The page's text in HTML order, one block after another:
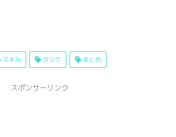
スキル タンク まとめ
スポンサーリンク